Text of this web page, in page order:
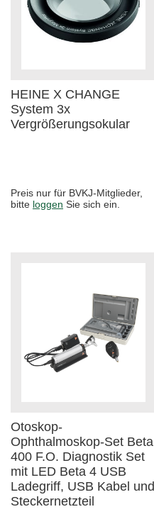
HEINE X CHANGE
System 3x
Vergrößerungsokular
Preis nur für BVKJ-Mitglieder,
bitte loggen Sie sich ein.
Otoskop-
Ophthalmoskop-Set Beta
400 F.O. Diagnostik Set
mit LED Beta 4 USB
Ladegriff, USB Kabel und
Steckernetzteil